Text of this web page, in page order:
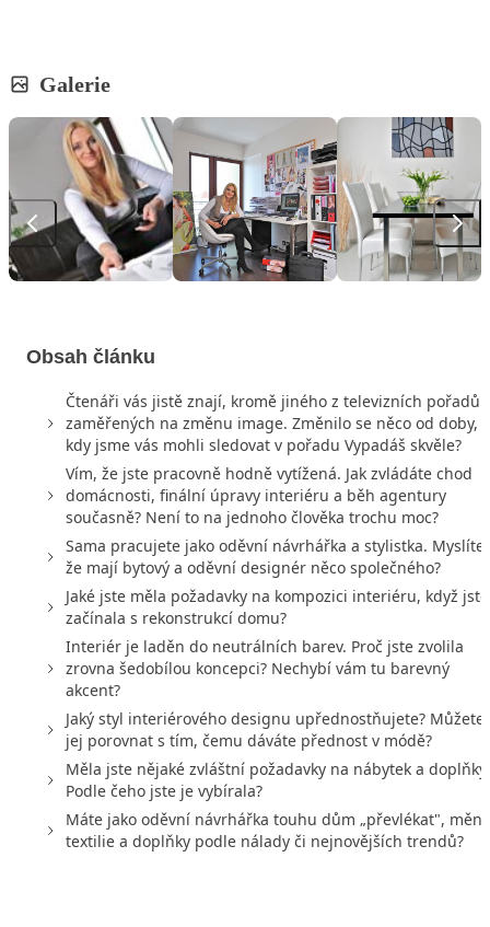
Galerie
Obsah článku
Čtenáři vás jistě znají, kromě jiného z televizních pořadů
zaměřených na změnu image. Změnilo se něco od doby,
kdy jsme vás mohli sledovat v pořadu Vypadáš skvěle?
Vím, že jste pracovně hodně vytížená. Jak zvládáte chod
domácnosti, finální úpravy interiéru a běh agentury
současně? Není to na jednoho člověka trochu moc?
Sama pracujete jako oděvní návrhářka a stylistka. Myslíte,
že mají bytový a oděvní designér něco společného?
Jaké jste měla požadavky na kompozici interiéru, když jste
začínala s rekonstrukcí domu?
Interiér je laděn do neutrálních barev. Proč jste zvolila
zrovna šedobílou koncepci? Nechybí vám tu barevný
akcent?
Jaký styl interiérového designu upřednostňujete? Můžete
jej porovnat s tím, čemu dáváte přednost v módě?
Měla jste nějaké zvláštní požadavky na nábytek a
Podle čeho jste je vybírala?
Máte jako oděvní návrhářka touhu dům „převlékat",
textilie a doplňky podle nálady či nejnovějších trendů?